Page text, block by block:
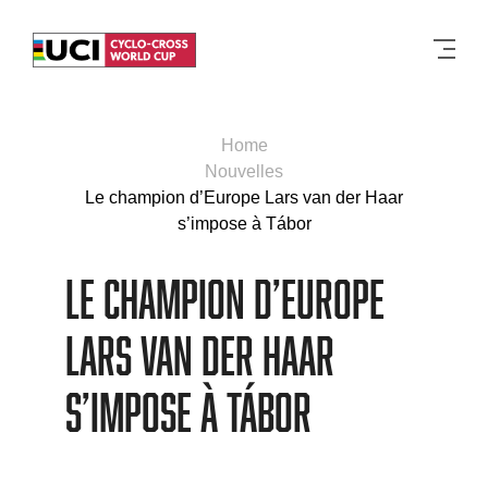
Home
Nouvelles
Le champion d’Europe Lars van der Haar
s’impose à Tábor
Le champion d’Europe
Lars van der Haar
s’impose à Tábor